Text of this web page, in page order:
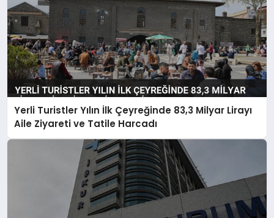
Yerli Turistler Yılın İlk Çeyreğinde 83,3 Milyar Lirayı
Aile Ziyareti ve Tatile Harcadı